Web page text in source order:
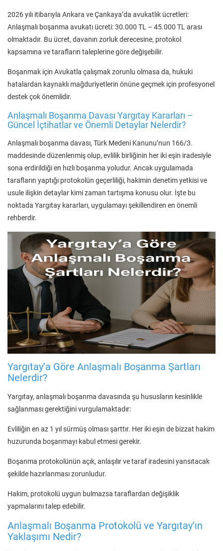
2026 yılı itibarıyla Ankara ve Çankaya’da avukatlık ücretleri:
Anlaşmalı boşanma avukatı ücreti: 30.000 TL – 45.000 TL arası
olmaktadır. Bu ücret, davanın zorluk derecesine, protokol
kapsamına ve tarafların taleplerine göre değişebilir.
Boşanmak için Avukatla çalışmak zorunlu olmasa da, hukuki
hatalardan kaynaklı mağduriyetlerin önüne geçmek için profesyonel
destek çok önemlidir.
Anlaşmalı Boşanma Davası Yargıtay Kararları –
Güncel İçtihatlar ve Önemli Detaylar Nelerdir?
Anlaşmalı boşanma davası, Türk Medeni Kanunu’nun 166/3.
maddesinde düzenlenmiş olup, evlilik birliğinin her iki eşin iradesiyle
sona erdirildiği en hızlı boşanma yoludur. Ancak uygulamada
tarafların yaptığı protokolün geçerliliği, hakimin denetim yetkisi ve
usule ilişkin detaylar kimi zaman tartışma konusu olur. İşte bu
noktada Yargıtay kararları, uygulamayı şekillendiren en önemli
rehberdir.
Yargıtay’a Göre Anlaşmalı Boşanma Şartları
Nelerdir?
Yargıtay, anlaşmalı boşanma davasında şu hususların kesinlikle
sağlanması gerektiğini vurgulamaktadır:
Evliliğin en az 1 yıl sürmüş olması şarttır. Her iki eşin de bizzat hakim
huzurunda boşanmayı kabul etmesi gerekir.
Boşanma protokolünün açık, anlaşılır ve taraf iradesini yansıtacak
şekilde hazırlanması zorunludur.
Hakim, protokolü uygun bulmazsa taraflardan değişiklik
yapmalarını talep edebilir.
Anlaşmalı Boşanma Protokolü ve Yargıtay’ın
Yaklaşımı Nedir?